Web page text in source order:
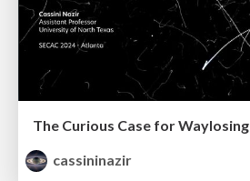
The Curious Case for Waylosing
cassininazir